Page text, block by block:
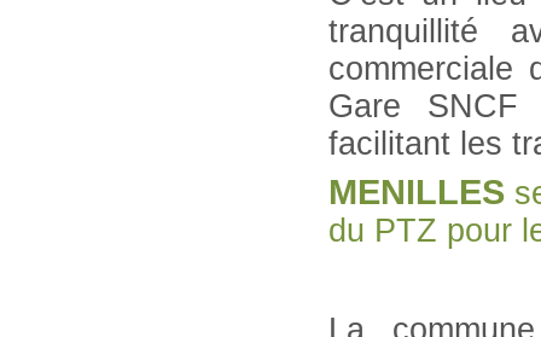
tranquillité
commerciale
Gare SNCF
facilitant les
MENILLES
du PTZ pour
La